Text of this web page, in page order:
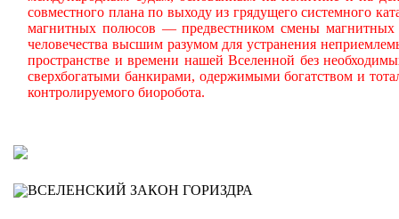
совместного плана по выходу из грядущего системного
магнитных полюсов — предвестником смены магнитных
человечества высшим разумом для устранения
пространстве и времени нашей Вселенной без
сверхбогатыми банкирами, одержимыми богатством и
контролируемого биоробота.
ВСЕЛЕНСКИЙ ЗАКОН ГОРИЗДРА